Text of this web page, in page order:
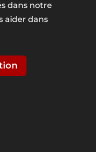
dans notre
aider dans